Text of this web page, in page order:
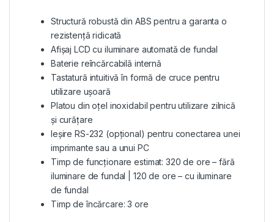
Structură robustă din ABS pentru a garanta o
rezistență ridicată
Afișaj LCD cu iluminare automată de fundal
Baterie reîncărcabilă internă
Tastatură intuitivă în formă de cruce pentru
utilizare ușoară
Platou din oțel inoxidabil pentru utilizare zilnică
și curățare
Ieșire RS-232 (opțional) pentru conectarea unei
imprimante sau a unui PC
Timp de funcționare estimat: 320 de ore – fără
iluminare de fundal | 120 de ore – cu iluminare
de fundal
Timp de încărcare: 3 ore